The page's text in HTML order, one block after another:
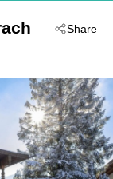
Share